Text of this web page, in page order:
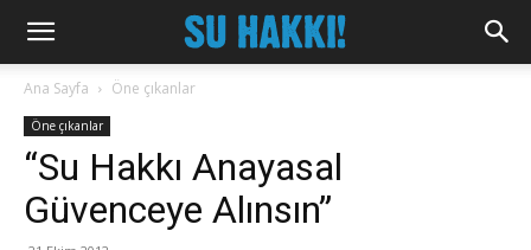
Ana Sayfa Öne çıkanlar
Öne çıkanlar
“Su Hakkı Anayasal
Güvenceye Alınsın”